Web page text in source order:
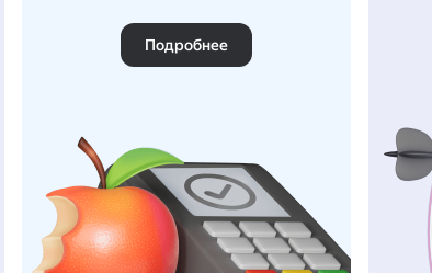
Подробнее